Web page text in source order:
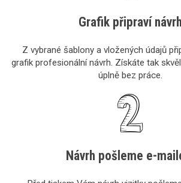
Grafik připraví návrh
Z vybrané šablony a vložených údajů
grafik profesionální návrh. Získáte tak
úplně bez práce.
Návrh pošleme e-